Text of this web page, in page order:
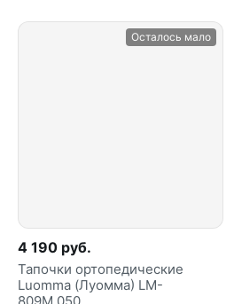
Осталось мало
4 190 руб.
Тапочки ортопедические
Luomma (Луомма) LM-